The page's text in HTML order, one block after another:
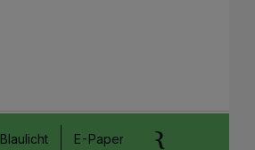
Blaulicht E-Paper Anzeigen aufgeben